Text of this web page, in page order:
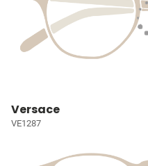
Versace
VE1287